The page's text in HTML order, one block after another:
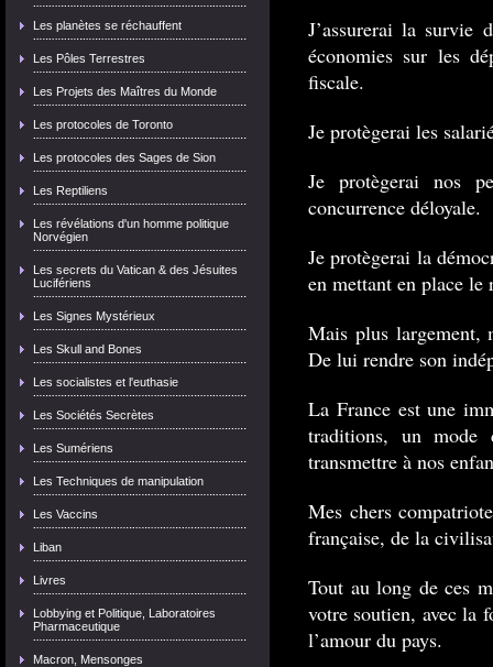
Les planètes se réchauffent
Les Pôles Terrestres
Les Projets des Maîtres du Monde
Les protocoles de Toronto
Les protocoles des Sages de Sion
Les Reptiliens
Les révélations d'un homme politique
Norvégien
Les secrets du Vatican & des Jésuites
Lucifériens
Les Signes Mystérieux
Les Skull and Bones
Les socialistes et l'euthasie
Les Sociétés Secrètes
Les Sumériens
Les Techniques de manipulation
Les Vaccins
Liban
Livres
Lobbying et Politique, Laboratoires
Pharmaceutique
Macron, Mensonges
J’assurerai la survie
économies sur les
fiscale.
Je protègerai les
Je protègerai nos
concurrence déloyale.
Je protègerai la
en mettant en place
Mais plus largement,
De lui rendre son
La France est une
traditions, un mode
transmettre à nos
Mes chers
française, de la
Tout au long de ces
votre soutien, avec la
l’amour du pays.